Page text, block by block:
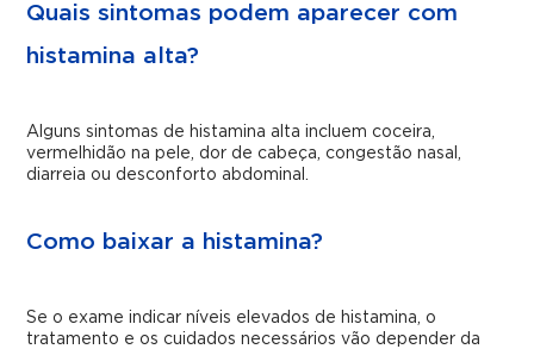
Quais sintomas podem aparecer com
histamina alta?
Alguns sintomas de histamina alta incluem coceira,
vermelhidão na pele, dor de cabeça, congestão nasal,
diarreia ou desconforto abdominal.
Como baixar a histamina?
Se o exame indicar níveis elevados de histamina, o
tratamento e os cuidados necessários vão depender da